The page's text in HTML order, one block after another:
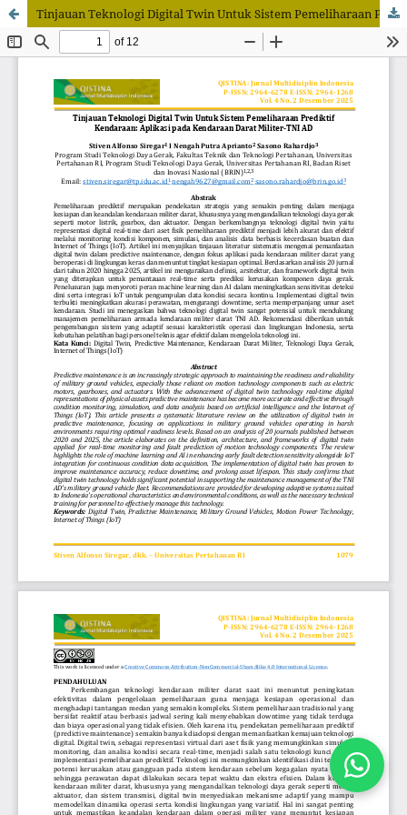
Tinjauan Teknologi Digital Twin Untuk Sistem Pemeliharaan Prediktif Kendaraan: Aplikasi pada Kendaraan Darat Militer-TNI AD